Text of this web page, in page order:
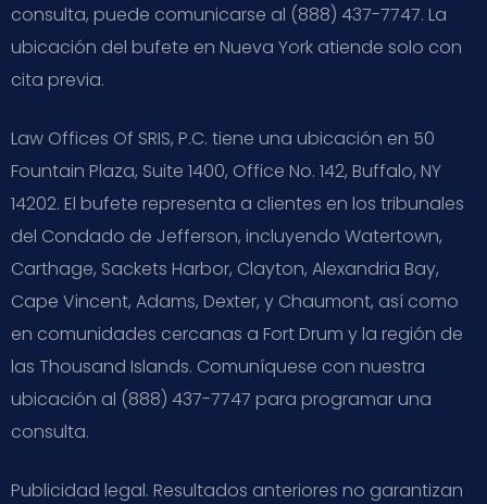
consulta, puede comunicarse al (888) 437-7747. La
ubicación del bufete en Nueva York atiende solo con
cita previa.
Law Offices Of SRIS, P.C. tiene una ubicación en 50
Fountain Plaza, Suite 1400, Office No. 142, Buffalo, NY
14202. El bufete representa a clientes en los tribunales
del Condado de Jefferson, incluyendo Watertown,
Carthage, Sackets Harbor, Clayton, Alexandria Bay,
Cape Vincent, Adams, Dexter, y Chaumont, así como
en comunidades cercanas a Fort Drum y la región de
las Thousand Islands. Comuníquese con nuestra
ubicación al (888) 437-7747 para programar una
consulta.
Publicidad legal. Resultados anteriores no garantizan